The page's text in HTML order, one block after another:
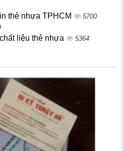
thẻ nhựa TPHCM 5700
liệu thẻ nhựa 5364